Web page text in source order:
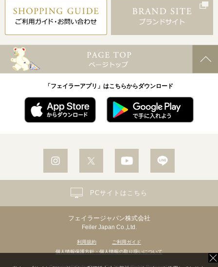
「フェイラーアプリ」はこちらからダウンロード
フェイラージャパン株式会社
Feiler Japan Co.,Ltd.
利用規約
ご利用ガイド
個人情報保護方針・個人情報の取り扱いについて
PCサイトはこちら